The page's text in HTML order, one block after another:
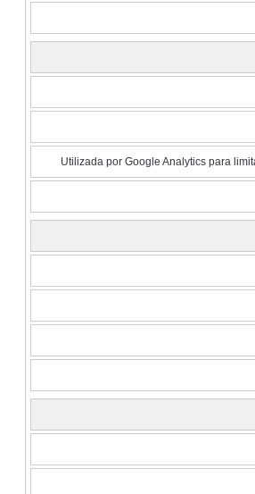
Utilizada por Google Analytics para